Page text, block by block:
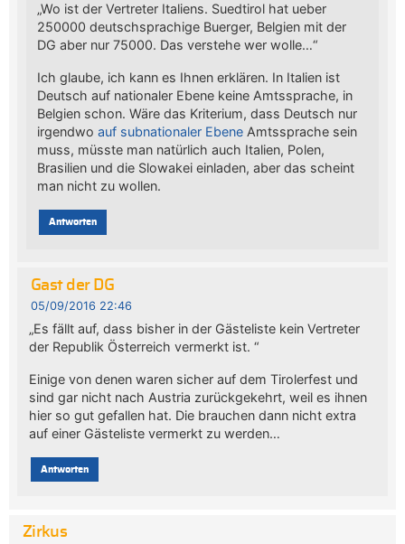
„Wo ist der Vertreter Italiens. Suedtirol hat ueber
250000 deutschsprachige Buerger, Belgien mit der
DG aber nur 75000. Das verstehe wer wolle…“
Ich glaube, ich kann es Ihnen erklären. In Italien ist
Deutsch auf nationaler Ebene keine Amtssprache, in
Belgien schon. Wäre das Kriterium, dass Deutsch nur
irgendwoauf subnationaler Ebene Amtssprache sein
muss, müsste man natürlich auch Italien, Polen,
Brasilien und die Slowakei einladen, aber das scheint
man nicht zu wollen.
Antworten
Gast der DG
05/09/2016 22:46
„Es fällt auf, dass bisher in der Gästeliste kein Vertreter
der Republik Österreich vermerkt ist. “
Einige von denen waren sicher auf dem Tirolerfest und
sind gar nicht nach Austria zurückgekehrt, weil es ihnen
hier so gut gefallen hat. Die brauchen dann nicht extra
auf einer Gästeliste vermerkt zu werden…
Antworten
Zirkus